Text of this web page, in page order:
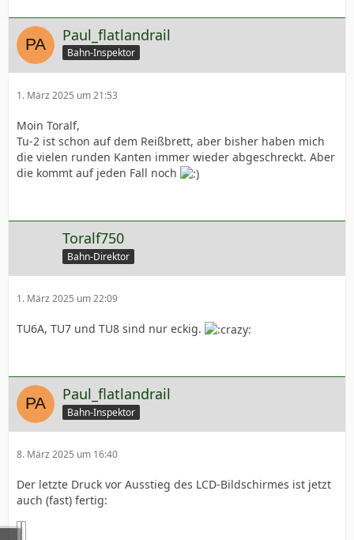
Paul_flatlandrail
Bahn-Inspektor
1. März 2025 um 21:53
Moin Toralf,
Tu-2 ist schon auf dem Reißbrett, aber bisher haben mich
die vielen runden Kanten immer wieder abgeschreckt. Aber
die kommt auf jeden Fall noch
Toralf750
Bahn-Direktor
1. März 2025 um 22:09
TU6A, TU7 und TU8 sind nur eckig.
Paul_flatlandrail
Bahn-Inspektor
8. März 2025 um 16:40
Der letzte Druck vor Ausstieg des LCD-Bildschirmes ist jetzt
auch (fast) fertig: